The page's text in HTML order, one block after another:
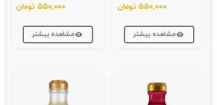
معدنی دریایی 385 میلی لیتر550,000 تومان
مشاهده بیشتر
550,000 تومان
مشاهده بیشتر